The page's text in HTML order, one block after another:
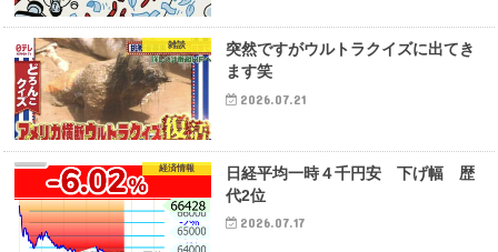
雑談
突然ですがウルトラクイズに出てき
ます笑
2026.07.21
経済情報
日経平均一時４千円安 下げ幅 歴
代2位
2026.07.17